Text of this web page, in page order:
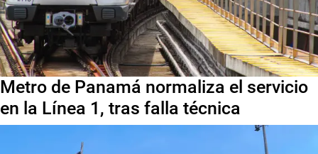
Metro de Panamá normaliza el servicio
en la Línea 1, tras falla técnica